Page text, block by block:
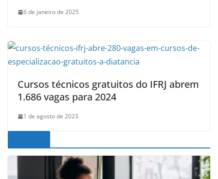
6 de janeiro de 2025
Cursos técnicos gratuitos do IFRJ abrem
1.686 vagas para 2024
1 de agosto de 2023